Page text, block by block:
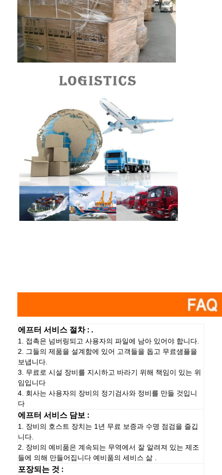
에프터 서비스 절차 : .
1. 접촉은 넘버링되고 사용자의 파일에 남아 있어야 합니다.
2. 그들의 제품을 설계함에 있어 고객들을 돕고 무료샘플을
보냅니다.
3. 무료로 시설 장비를 지시하고 바라기 위해 책임이 있는 위
임입니다
4. 회사는 사용자의 장비의 정기검사와 정비를 만들 것입니
다
에프터 서비스 담보 :
1. 장비의 호스트 장치는 1년 무료 보증과 수명 점검을 즐깁
니다.
2. 장비의 예비품은 계속되는 무역에서 잘 알려져 있는 제조
들에 의해 만들어집니다 예비품의 세비스 삶 .
포장되는 것 :